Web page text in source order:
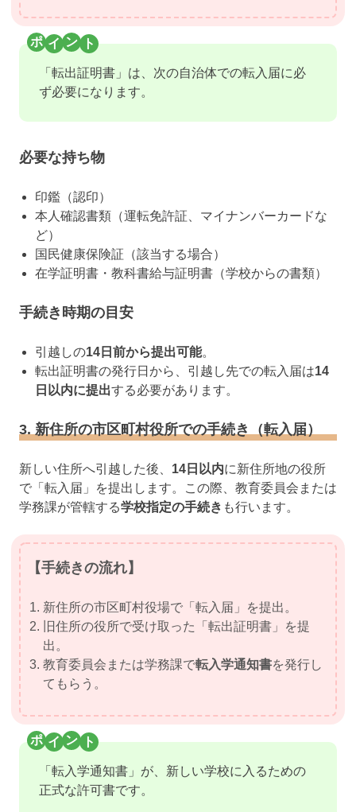
「転出証明書」は、次の自治体での転入届に必
ず必要になります。
必要な持ち物
印鑑（認印）
本人確認書類（運転免許証、マイナンバーカードな
ど）
国民健康保険証（該当する場合）
在学証明書・教科書給与証明書（学校からの書類）
手続き時期の目安
引越しの14日前から提出可能。
転出証明書の発行日から、引越し先での転入届は14
日以内に提出する必要があります。
3. 新住所の市区町村役所での手続き（転入届）
新しい住所へ引越した後、 14日以内に新住所地の役所
で「転入届」を提出します。この際、教育委員会または
学務課が管轄する学校指定の手続き も行います。
【手続きの流れ】
新住所の市区町村役場で「転入届」を提出。
旧住所の役所で受け取った「転出証明書」を提
出。
教育委員会または学務課で転入学通知書を発行し
てもらう。
「転入学通知書」が、新しい学校に入るための
正式な許可書です。